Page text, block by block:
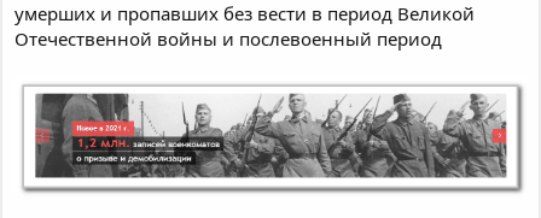
умерших и пропавших без вести в период Великой
Отечественной войны и послевоенный период